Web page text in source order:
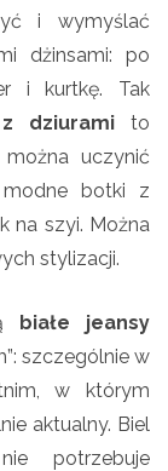
i wymyślać
dżinsami: po
i kurtkę. Tak
dziuramito
uczynić
botki z
na szyi. Można
stylizacji.
białe jeansy
szczególnie w
w którym
aktualny. Biel
potrzebuje